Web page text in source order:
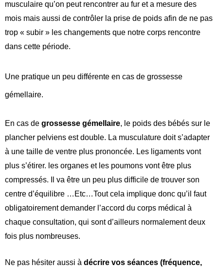
musculaire qu’on peut rencontrer au fur et a mesure des
mois mais aussi de contrôler la prise de poids afin de ne pas
trop « subir » les changements que notre corps rencontre
dans cette période.
Une pratique un peu différente en cas de grossesse
gémellaire.
En cas de grossesse gémellaire, le poids des bébés sur le
plancher pelviens est double. La musculature doit s’adapter
à une taille de ventre plus prononcée. Les ligaments vont
plus s’étirer. les organes et les poumons vont être plus
compressés. Il va être un peu plus difficile de trouver son
centre d’équilibre …Etc…Tout cela implique donc qu’il faut
obligatoirement demander l’accord du corps médical à
chaque consultation, qui sont d’ailleurs normalement deux
fois plus nombreuses.
Ne pas hésiter aussi à décrire vos séances (fréquence,